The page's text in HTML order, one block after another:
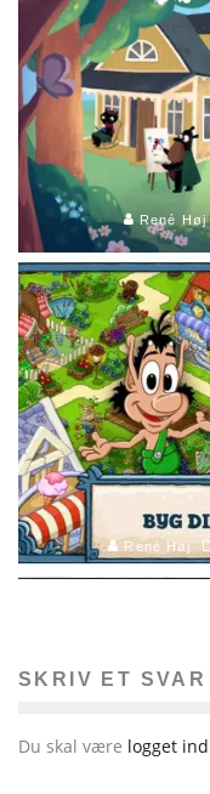
René Høj
René Høj
SKRIV ET SVAR
Du skal være logget ind